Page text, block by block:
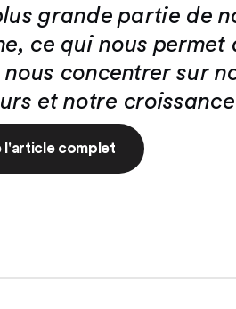
grande partie de
ce qui nous
nous concentrer sur
et notre
l'article complet